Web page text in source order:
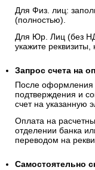
Для Физ. лиц:
(полностью).
Для Юр. Лиц (без
укажите реквизиты,
Запрос счета на
После оформления
подтверждения и
счет на указанную
Оплата на
отделении банка
переводом на
Самостоятельно